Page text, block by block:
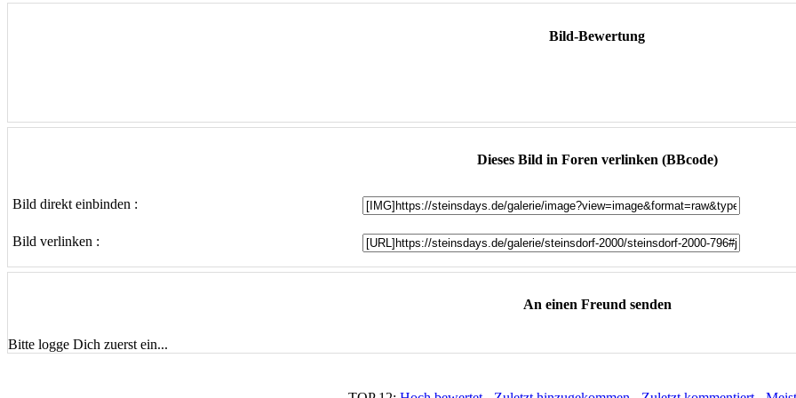
Bild-Bewertung
Dieses Bild in Foren verlinken (BBcode)
Bild direkt einbinden :
Bild verlinken :
An einen Freund senden
Bitte logge Dich zuerst ein...